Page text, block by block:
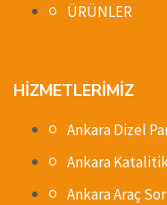
ÜRÜNLER
HİZMETLERİMİZ
Ankara Dizel
Ankara
Ankara Araç